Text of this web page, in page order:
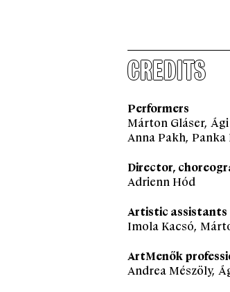
CREDITS
Performers
Márton Gláser,
Anna Pakh,
Director,
Adrienn Hód
Artistic assistants
Imola Kacsó,
ArtMenők
Andrea Mészöly,